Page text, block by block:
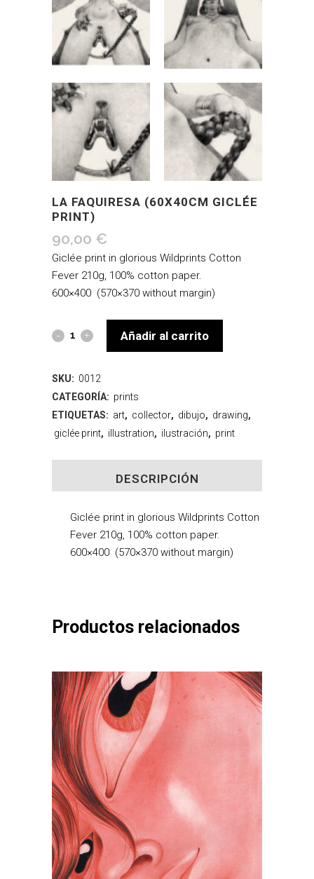
LA FAQUIRESA (60X40CM GICLÉE
PRINT)
90,00 €
Giclée print in glorious Wildprints Cotton
Fever 210g, 100% cotton paper.
600×400 (570×370 without margin)
Añadir al carrito
SKU: 0012
CATEGORÍA: prints
ETIQUETAS: art, collector, dibujo, drawing,
giclée print, illustration, ilustración, print
DESCRIPCIÓN
Giclée print in glorious Wildprints Cotton
Fever 210g, 100% cotton paper.
600×400 (570×370 without margin)
Productos relacionados